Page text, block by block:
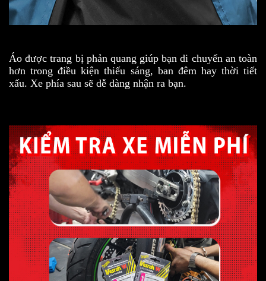
Áo được trang bị phản quang giúp bạn di chuyển an toàn
hơn trong điều kiện thiếu sáng, ban đêm hay thời tiết
xấu. Xe phía sau sẽ dễ dàng nhận ra bạn.